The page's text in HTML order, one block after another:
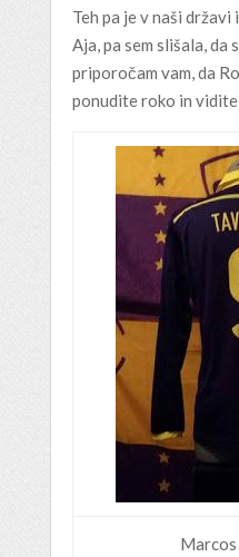
Teh pa je v naši
Aja, pa sem slišala,
priporočam vam, da
ponudite roko in
Marcos